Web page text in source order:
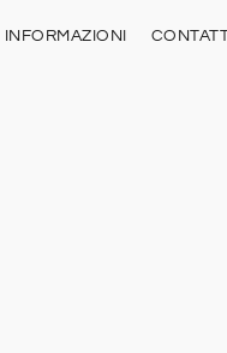
INFORMAZIONI